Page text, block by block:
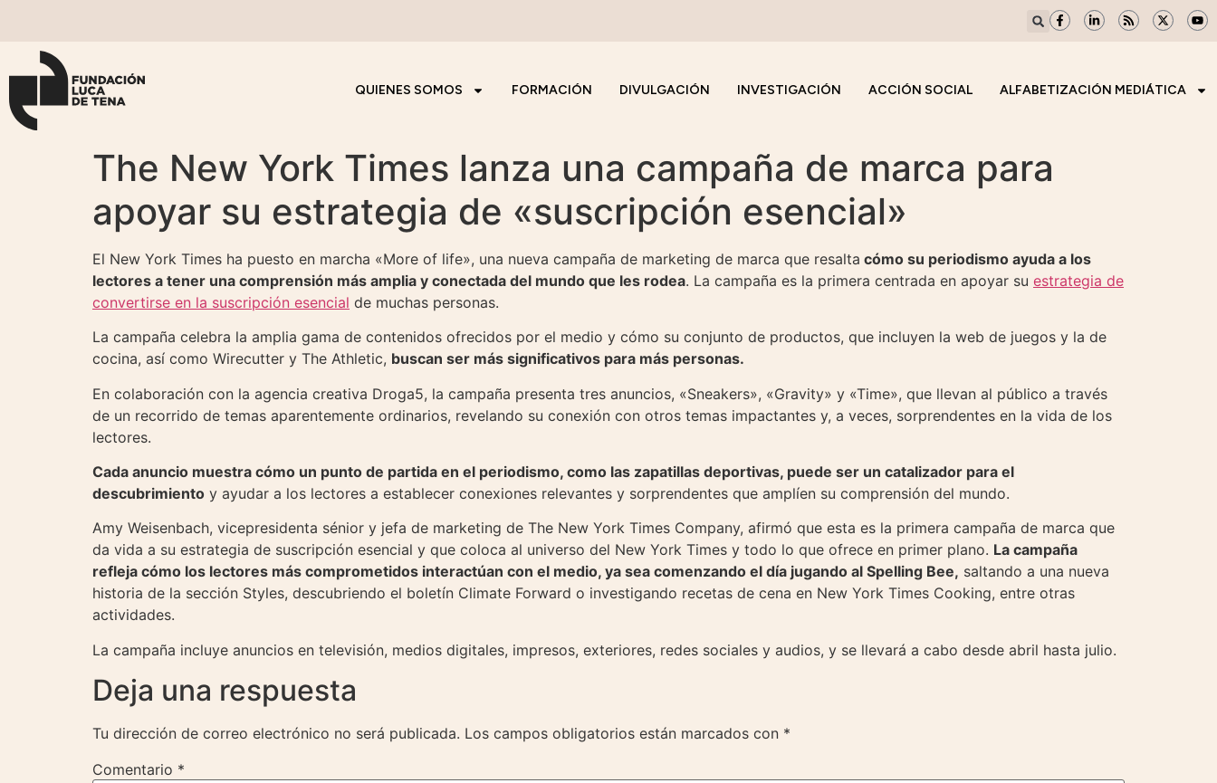
QUIENES SOMOS FORMACIÓN DIVULGACIÓN INVESTIGACIÓN ACCIÓN SOCIAL ALFABETIZACIÓN MEDIÁTICA
The New York Times lanza una campaña de marca para
apoyar su estrategia de «suscripción esencial»
El New York Times ha puesto en marcha «More of life», una nueva campaña de marketing de marca que resalta cómo su periodismo ayuda a los
lectores a tener una comprensión más amplia y conectada del mundo que les rodea. La campaña es la primera centrada en apoyar su estrategia de
convertirse en la suscripción esencial de muchas personas.
La campaña celebra la amplia gama de contenidos ofrecidos por el medio y cómo su conjunto de productos, que incluyen la web de juegos y la de
cocina, así como Wirecutter y The Athletic, buscan ser más significativos para más personas.
En colaboración con la agencia creativa Droga5, la campaña presenta tres anuncios, «Sneakers», «Gravity» y «Time», que llevan al público a través
de un recorrido de temas aparentemente ordinarios, revelando su conexión con otros temas impactantes y, a veces, sorprendentes en la vida de los
lectores.
Cada anuncio muestra cómo un punto de partida en el periodismo, como las zapatillas deportivas, puede ser un catalizador para el
descubrimiento y ayudar a los lectores a establecer conexiones relevantes y sorprendentes que amplíen su comprensión del mundo.
Amy Weisenbach, vicepresidenta sénior y jefa de marketing de The New York Times Company, afirmó que esta es la primera campaña de marca que
da vida a su estrategia de suscripción esencial y que coloca al universo del New York Times y todo lo que ofrece en primer plano. La campaña
refleja cómo los lectores más comprometidos interactúan con el medio, ya sea comenzando el día jugando al Spelling Bee, saltando a una nueva
historia de la sección Styles, descubriendo el boletín Climate Forward o investigando recetas de cena en New York Times Cooking, entre otras
actividades.
La campaña incluye anuncios en televisión, medios digitales, impresos, exteriores, redes sociales y audios, y se llevará a cabo desde abril hasta julio.
Deja una respuesta
Tu dirección de correo electrónico no será publicada. Los campos obligatorios están marcados con *
Comentario *